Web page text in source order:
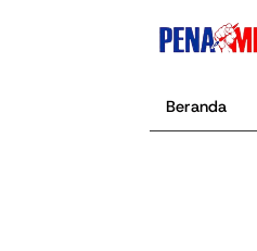
Beranda